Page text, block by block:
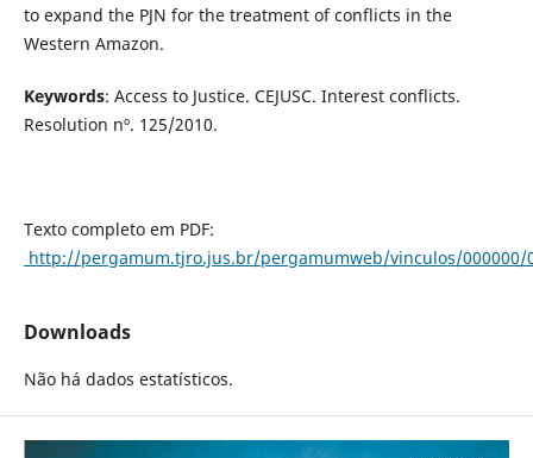
to expand the PJN for the treatment of conflicts in the
Western Amazon.
Keywords: Access to Justice. CEJUSC. Interest conflicts.
Resolution nº. 125/2010.
Texto completo em PDF:
http://pergamum.tjro.jus.br/pergamumweb/vinculos/000000/
Downloads
Não há dados estatísticos.